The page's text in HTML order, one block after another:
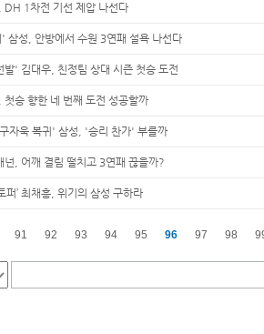
DH 1차전 기선 제압 나선다
삼성, 안방에서 수원 3연패 설욕 나선다
' 김대우, 친정팀 상대 시즌 첫승 도전
승 향한 네 번째 도전 성공할까
자욱 복귀' 삼성, '승리 찬가' 부를까
넌, 어깨 결림 떨치고 3연패 끊을까?
퍼’ 최채흥, 위기의 삼성 구하라
91 92 93 94 95 96 97 98